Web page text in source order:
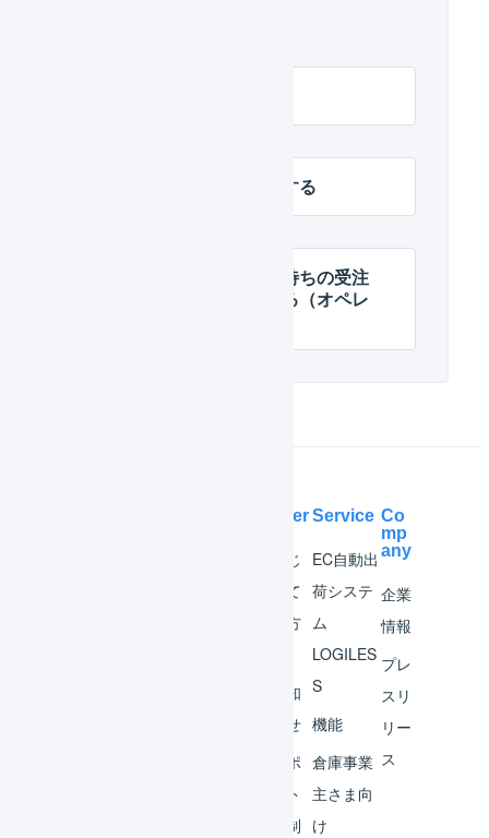
出荷伝票を確認待ちにする
引当済みの在庫を引当待ちの受注
伝票明細行に振り替える（オペレ
Help Center
はじ
めて
の方
お知
らせ
サポ
ート
体制
Service
EC自動出
荷システ
ム
LOGILES
S
機能
倉庫事業
主さま向
け
Co
mp
any
企業
情報
プレ
スリ
リー
ス